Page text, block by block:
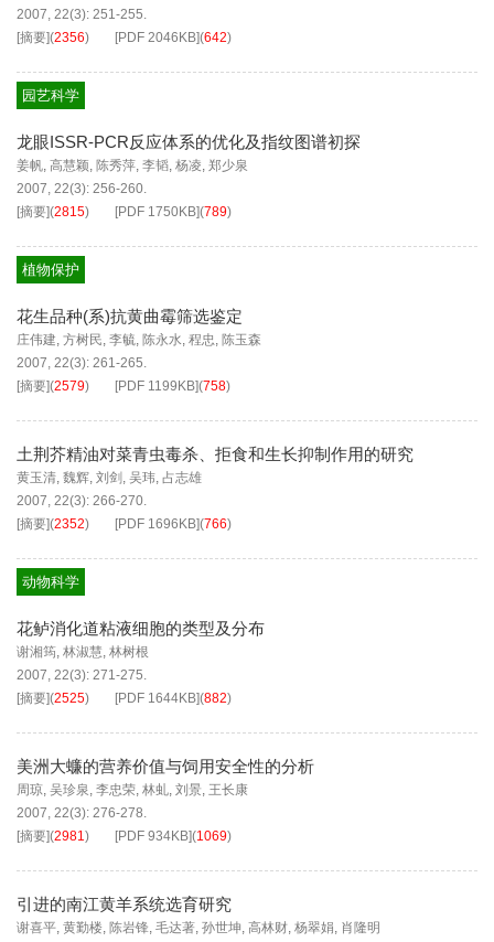
2007, 22(3): 251-255.
[摘要](2356) [PDF 2046KB](642)
园艺科学
龙眼ISSR-PCR反应体系的优化及指纹图谱初探
姜帆, 高慧颖, 陈秀萍, 李韬, 杨凌, 郑少泉
2007, 22(3): 256-260.
[摘要](2815) [PDF 1750KB](789)
植物保护
花生品种(系)抗黄曲霉筛选鉴定
庄伟建, 方树民, 李毓, 陈永水, 程忠, 陈玉森
2007, 22(3): 261-265.
[摘要](2579) [PDF 1199KB](758)
土荆芥精油对菜青虫毒杀、拒食和生长抑制作用的研究
黄玉清, 魏辉, 刘剑 , 吴玮, 占志雄
2007, 22(3): 266-270.
[摘要](2352) [PDF 1696KB](766)
动物科学
花鲈消化道粘液细胞的类型及分布
谢湘筠, 林淑慧, 林树根
2007, 22(3): 271-275.
[摘要](2525) [PDF 1644KB](882)
美洲大蠊的营养价值与饲用安全性的分析
周琼, 吴珍泉, 李忠荣, 林虬, 刘景, 王长康
2007, 22(3): 276-278.
[摘要](2981) [PDF 934KB](1069)
引进的南江黄羊系统选育研究
谢喜平, 黄勤楼, 陈岩锋, 毛达著, 孙世坤, 高林财, 杨翠娟, 肖隆明